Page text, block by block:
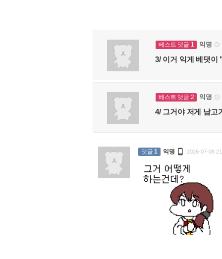
베스트 댓글 1 익명 
3/ 이거 익게 베댓이
베스트 댓글 2 익명 
4/ 그거야 저게 남고
댓글1 익명  2026-07-08